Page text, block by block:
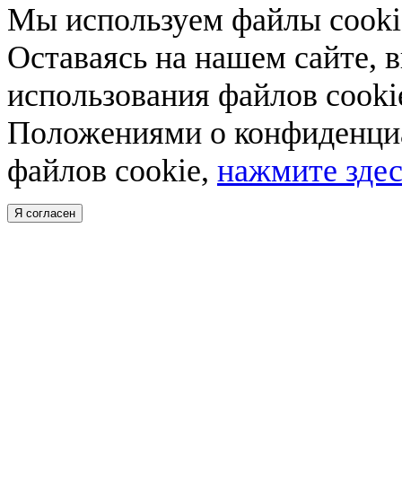
Мы используем файлы
Оставаясь на нашем сайте,
использования файлов
Положениями о
файлов cookie, нажмите
Я согласен